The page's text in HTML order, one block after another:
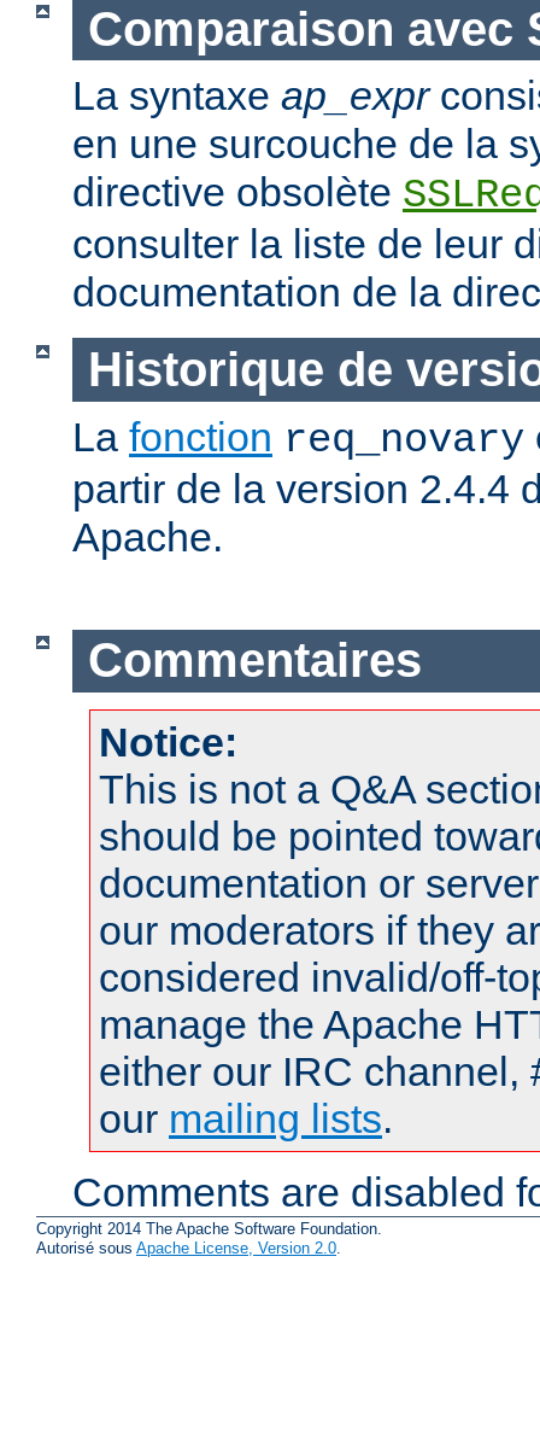
Comparaison avec
La syntaxe ap_expr
en une surcouche de la
directive obsolète
consulter la liste de leur
documentation de la
Historique de
La fonction req_novary
partir de la version 2.4.4
Apache.
Commentaires
Notice:
This is not a Q&A
should be pointed
documentation or
our moderators if they
considered invalid/off-
manage the Apache
either our IRC channel,
our mailing lists.
Comments are disabled
Copyright 2014 The Apache Software Foundation.
Autorisé sous Apache License, Version 2.0.